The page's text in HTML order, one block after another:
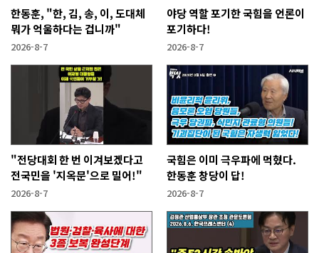
한동훈, "한, 김, 송, 이, 도대체
뭐가 억울하다는 겁니까"
2026-8-7
야당 역할 포기한 국힘을 언론이
포기하다!
2026-8-7
"전당대회 한 번 이겨보겠다고
전국민을 '지옥문'으로 밀어!"
2026-8-7
국힘은 이미 극우파에 먹혔다.
한동훈 창당이 답!
2026-8-7